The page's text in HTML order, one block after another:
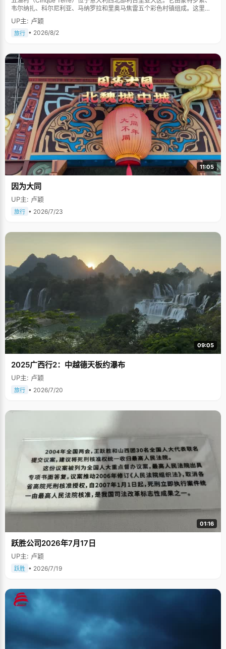
韦尔纳扎、科尔尼利亚、马纳罗拉和里奥马焦雷五个彩色村镇组成。这里依
山傍海，房屋色彩斑斓，1997年被列为世界文化遗产。
UP主: 卢颖
旅行 • 2026/8/2
11:05
因为大同
UP主: 卢颖
旅行 • 2026/7/23
09:05
2025广西行2：中越德天板约瀑布
UP主: 卢颖
旅行 • 2026/7/20
01:16
跃胜公司2026年7月17日
UP主: 卢颖
跃胜 • 2026/7/19